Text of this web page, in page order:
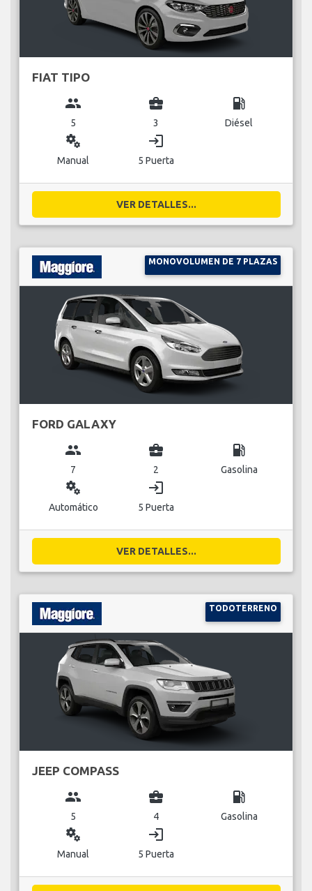
FIAT TIPO
group
5
business_center
3
local_gas_station
Diésel
miscellaneous_services
Manual
login
5 Puerta
VER DETALLES...
MONOVOLUMEN DE 7 PLAZAS
FORD GALAXY
group
7
business_center
2
local_gas_station
Gasolina
miscellaneous_services
Automático
login
5 Puerta
VER DETALLES...
TODOTERRENO
JEEP COMPASS
group
5
business_center
4
local_gas_station
Gasolina
miscellaneous_services
Manual
login
5 Puerta